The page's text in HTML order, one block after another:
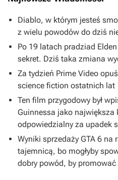
Diablo, w którym jesteś
z wielu powodów do dziś
Po 19 latach pradziad
sekret. Dziś taka zmiana
Za tydzień Prime Video
science fiction ostatnich lat
Ten film przygodowy był
Guinnessa jako
odpowiedzialny za upadek
Wyniki sprzedaży GTA 6
tajemnicą, bo mogłyby
dobry powód, by promować